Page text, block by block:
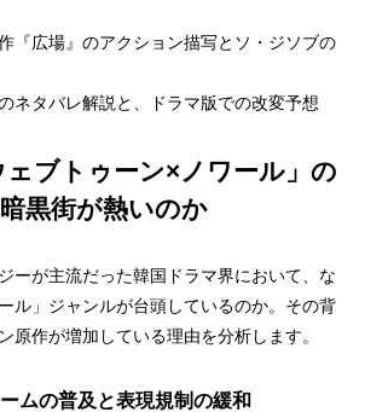
『広場』のアクション描写とソ・ジソブの
ネタバレ解説と、ドラマ版での改変予想
ブトゥーン×ノワール」の
黒街が熱いのか
ーが主流だった韓国ドラマ界において、な
ル」ジャンルが台頭しているのか。その背
原作が増加している理由を分析します。
ムの普及と表現規制の緩和